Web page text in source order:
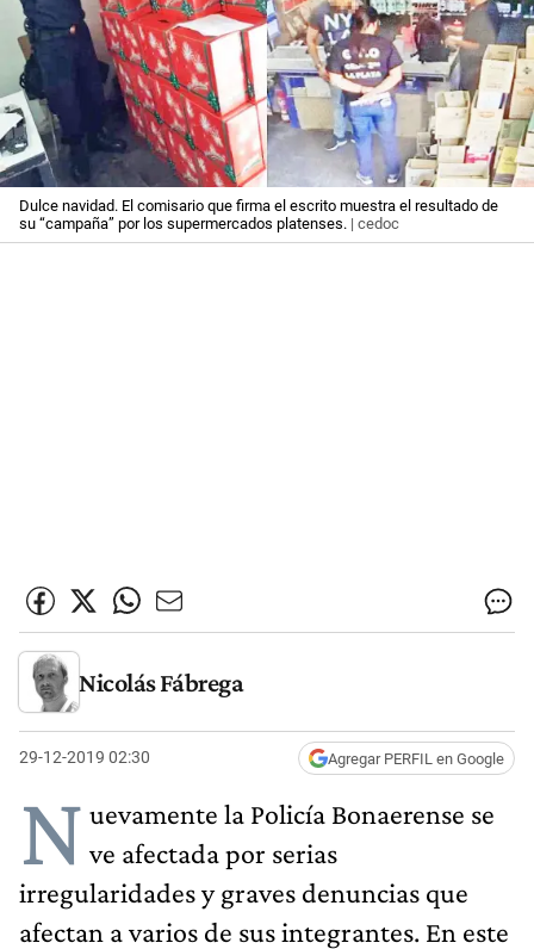
Dulce navidad. El comisario que firma el escrito muestra el resultado de
su “campaña” por los supermercados platenses. | cedoc
Nicolás Fábrega
29-12-2019 02:30 Agregar PERFIL en Google
N uevamente la Policía Bonaerense se
ve afectada por serias
irregularidades y graves denuncias que
afectan a varios de sus integrantes. En este